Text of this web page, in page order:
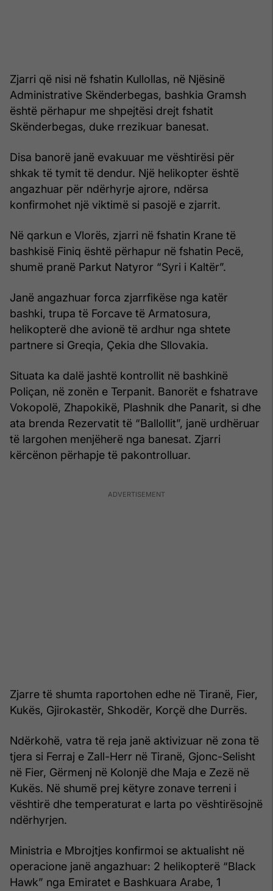
Zjarri që nisi në fshatin Kullollas, në Njësinë
Administrative Skënderbegas, bashkia Gramsh
është përhapur me shpejtësi drejt fshatit
Skënderbegas, duke rrezikuar banesat.
Disa banorë janë evakuuar me vështirësi për
shkak të tymit të dendur. Një helikopter është
angazhuar për ndërhyrje ajrore, ndërsa
konfirmohet një viktimë si pasojë e zjarrit.
Në qarkun e Vlorës, zjarri në fshatin Krane të
bashkisë Finiq është përhapur në fshatin Pecë,
shumë pranë Parkut Natyror “Syri i Kaltër”.
Janë angazhuar forca zjarrfikëse nga katër
bashki, trupa të Forcave të Armatosura,
helikopterë dhe avionë të ardhur nga shtete
partnere si Greqia, Çekia dhe Sllovakia.
Situata ka dalë jashtë kontrollit në bashkinë
Poliçan, në zonën e Terpanit. Banorët e fshatrave
Vokopolë, Zhapokikë, Plashnik dhe Panarit, si dhe
ata brenda Rezervatit të “Ballollit”, janë urdhëruar
të largohen menjëherë nga banesat. Zjarri
kërcënon përhapje të pakontrolluar.
Zjarre të shumta raportohen edhe në Tiranë, Fier,
Kukës, Gjirokastër, Shkodër, Korçë dhe Durrës.
Ndërkohë, vatra të reja janë aktivizuar në zona të
tjera si Ferraj e Zall-Herr në Tiranë, Gjonc-Selisht
në Fier, Gërmenj në Kolonjë dhe Maja e Zezë në
Kukës. Në shumë prej këtyre zonave terreni i
vështirë dhe temperaturat e larta po vështirësojnë
ndërhyrjen.
Ministria e Mbrojtjes konfirmoi se aktualisht në
operacione janë angazhuar: 2 helikopterë “Black
Hawk” nga Emiratet e Bashkuara Arabe, 1